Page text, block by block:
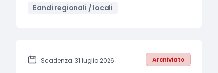
Bandi regionali / locali
Scadenza: 31 luglio 2026 Archiviato